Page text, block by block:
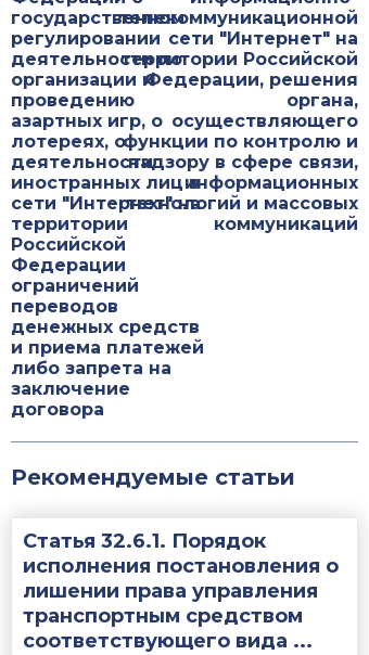
государственном
регулировании
деятельности по
организации и
проведению
азартных игр, о
лотереях, о
деятельности
иностранных лиц в
сети "Интернет" на
территории
Российской
Федерации
ограничений
переводов
денежных средств
и приема платежей
либо запрета на
заключение
договора
телекоммуникационной
сети "Интернет" на
территории Российской
Федерации, решения
органа,
осуществляющего
функции по контролю и
надзору в сфере связи,
информационных
технологий и массовых
коммуникаций
Рекомендуемые статьи
Статья 32.6.1. Порядок
исполнения постановления о
лишении права управления
транспортным средством
соответствующего вида ...